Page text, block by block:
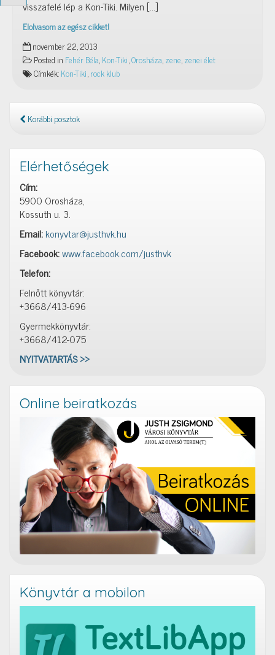
visszafelé lép a Kon-Tiki. Milyen […]
Elolvasom az egész cikket!
Kon-
Tiki
a
Rock
november 22, 2013
Posted in Fehér Béla,Kon-Tiki,Orosháza,zene,zenei élet
Címkék:Kon-Tiki,rock klub
Korábbi posztok
Elérhetőségek
Cím:
5900 Orosháza,
Kossuth u. 3.
Email:konyvtar@justhvk.hu
Facebook:www.facebook.com/justhvk
Telefon:
Felnőtt könyvtár:
+3668/413-696
Gyermekkönyvtár:
+3668/412-075
NYITVATARTÁS >>
Online beiratkozás
Könyvtár a mobilon